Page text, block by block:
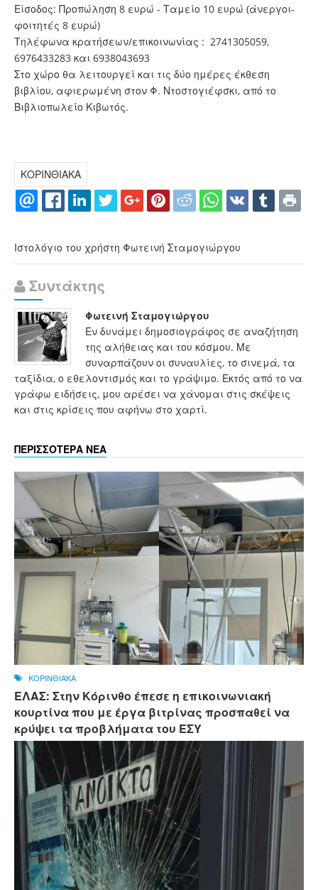
Είσοδος: Προπώληση 8 ευρώ - Ταμείο 10 ευρώ (άνεργοι-
φοιτητές 8 ευρώ)
Τηλέφωνα κρατήσεων/επικοινωνίας : 2741305059,
6976433283 και 6938043693
Στο χώρο θα λειτουργεί και τις δύο ημέρες έκθεση
βιβλίου, αφιερωμένη στον Φ. Ντοστογιέφσκι, από το
Βιβλιοπωλείο Κιβωτός.
ΚΟΡΙΝΘΙΑΚΑ
Ιστολόγιο του χρήστη Φωτεινή Σταμογιώργου
Συντάκτης
Φωτεινή Σταμογιώργου
Εν δυνάμει δημοσιογράφος σε αναζήτηση
της αλήθειας και του κόσμου. Με
συναρπάζουν οι συναυλίες, το σινεμά, τα
ταξίδια, ο εθελοντισμός και το γράψιμο. Εκτός από το να
γράφω ειδήσεις, μου αρέσει να χάνομαι στις σκέψεις
και στις κρίσεις που αφήνω στο χαρτί.
ΠΕΡΙΣΣΟΤΕΡΑ ΝΕΑ
ΚΟΡΙΝΘΙΑΚΑ
ΕΛΑΣ: Στην Κόρινθο έπεσε η επικοινωνιακή
κουρτίνα που με έργα βιτρίνας προσπαθεί να
κρύψει τα προβλήματα του ΕΣΥ